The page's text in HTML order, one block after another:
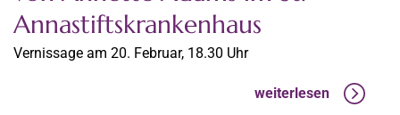
Annastiftskrankenhaus
Vernissage am 20. Februar, 18.30 Uhr
weiterlesen